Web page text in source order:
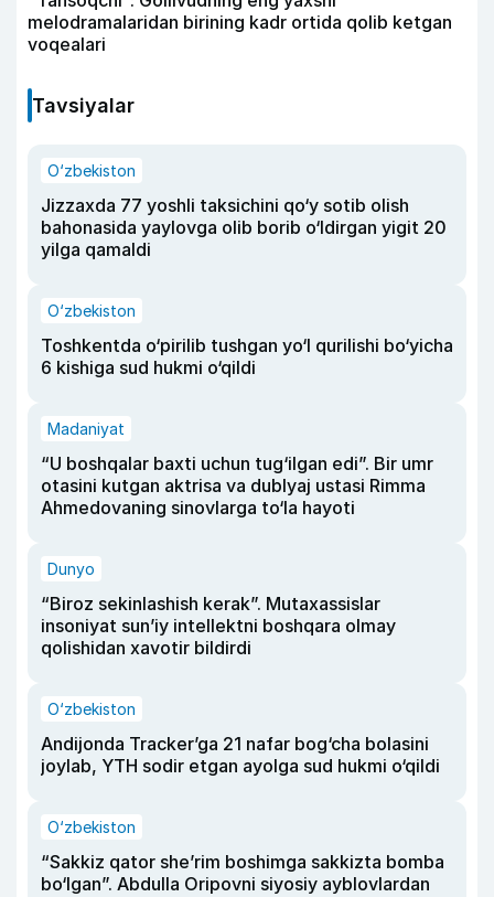
melodramalaridan birining kadr ortida qolib ketgan
voqealari
Tavsiyalar
O‘zbekiston
Jizzaxda 77 yoshli taksichini qo‘y sotib olish
bahonasida yaylovga olib borib o‘ldirgan yigit 20
yilga qamaldi
O‘zbekiston
Toshkentda o‘pirilib tushgan yo‘l qurilishi bo‘yicha
6 kishiga sud hukmi o‘qildi
Madaniyat
“U boshqalar baxti uchun tug‘ilgan edi”. Bir umr
otasini kutgan aktrisa va dublyaj ustasi Rimma
Ahmedovaning sinovlarga to‘la hayoti
Dunyo
“Biroz sekinlashish kerak”. Mutaxassislar
insoniyat sun’iy intellektni boshqara olmay
qolishidan xavotir bildirdi
O‘zbekiston
Andijonda Tracker’ga 21 nafar bog‘cha bolasini
joylab, YTH sodir etgan ayolga sud hukmi o‘qildi
O‘zbekiston
“Sakkiz qator she’rim boshimga sakkizta bomba
bo‘lgan”. Abdulla Oripovni siyosiy ayblovlardan